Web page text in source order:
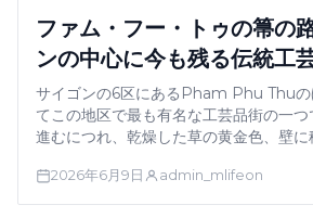
ファム・フー・トゥの箒の
ンの中心に今も残る伝統工
サイゴンの6区にあるPham Phu Thuの
てこの地区で最も有名な工芸品街の一つ
進むにつれ、乾燥した草の黄金色、壁に
の土のような香りに包まれます。
2026年6月9日 admin_mlifeon